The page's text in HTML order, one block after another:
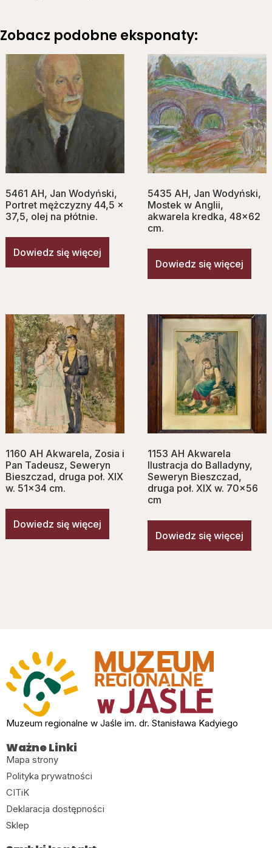
Zobacz podobne eksponaty:
5461 AH, Jan Wodyński,
Portret mężczyzny 44,5 x
37,5, olej na płótnie.
Dowiedz się więcej
5435 AH, Jan Wodyński,
Mostek w Anglii,
akwarela kredka, 48×62
cm.
Dowiedz się więcej
1160 AH Akwarela, Zosia i
Pan Tadeusz, Seweryn
Bieszczad, druga poł. XIX
w. 51×34 cm.
Dowiedz się więcej
1153 AH Akwarela
Ilustracja do Balladyny,
Seweryn Bieszczad,
druga poł. XIX w. 70×56
cm
Dowiedz się więcej
Muzeum regionalne w Jaśle im. dr. Stanisława Kadyiego
Ważne Linki
Mapa strony
Polityka prywatności
CITiK
Deklaracja dostępności
Sklep